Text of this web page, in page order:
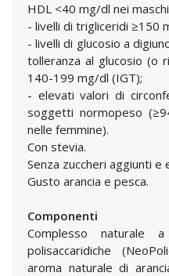
HDL <40 mg/dl nei
- livelli di trigliceridi ≥150
- livelli di glucosio a
tolleranza al glucosio (o
140-199 mg/dl (IGT);
- elevati valori di
soggetti normopeso
nelle femmine).
Con stevia.
Senza zuccheri aggiunti e
Gusto arancia e pesca.
Componenti
Complesso naturale
polisaccaridiche
aroma naturale di